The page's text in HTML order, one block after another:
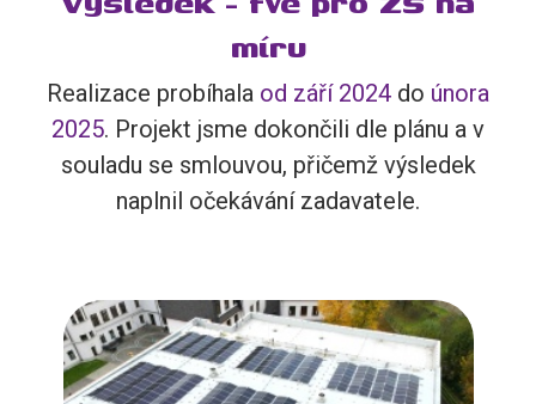
míru
Realizace probíhala od září 2024 do února
2025. Projekt jsme dokončili dle plánu a v
souladu se smlouvou, přičemž výsledek
naplnil očekávání zadavatele.